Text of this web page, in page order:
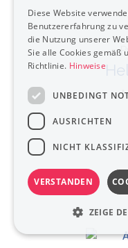
,
Diese Website
Benutzererfahrung zu
die Nutzung unserer
Sie alle Cookies gemäß
Richtlinie. Hinweise
UNBEDINGT
AUSRICHTEN
NICHT
VERSTANDEN
ZEIGE